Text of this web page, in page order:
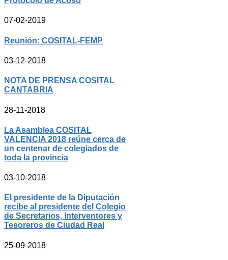
07-02-2019
Reunión: COSITAL-FEMP
03-12-2018
NOTA DE PRENSA COSITAL
CANTABRIA
28-11-2018
La Asamblea COSITAL
VALENCIA 2018 reúne cerca de
un centenar de colegiados de
toda la provincia
03-10-2018
El presidente de la Diputación
recibe al presidente del Colegio
de Secretarios, Interventores y
Tesoreros de Ciudad Real
25-09-2018